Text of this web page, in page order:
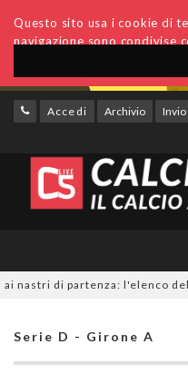
Questo sito usa i cookie di
navigazione sono condivise
Accedi Archivio
di partenza: l'elenco delle
Serie D - Girone A